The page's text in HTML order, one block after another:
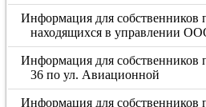
Информация для
находящихся в управлении
Информация для
36 по ул. Авиационной
Информация для собственников